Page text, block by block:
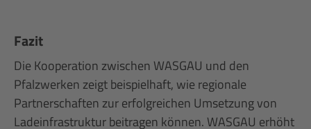
Fazit
Die Kooperation zwischen WASGAU und den
Pfalzwerken zeigt beispielhaft, wie regionale
Partnerschaften zur erfolgreichen Umsetzung von
Ladeinfrastruktur beitragen können. WASGAU erhöht